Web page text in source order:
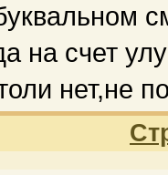
на счет
нет,не